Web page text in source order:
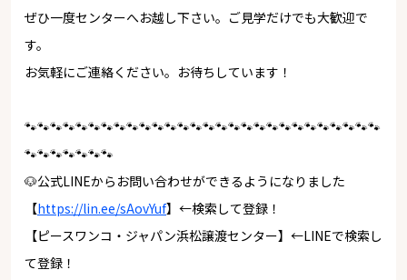
ぜひ一度センターへお越し下さい。ご見学だけでも大歓迎で
す。
お気軽にご連絡ください。お待ちしています！
🐾🐾🐾🐾🐾🐾🐾🐾🐾🐾🐾🐾🐾🐾🐾🐾🐾🐾🐾🐾🐾🐾🐾🐾🐾🐾🐾🐾
🐾🐾🐾🐾🐾🐾🐾
🐶公式LINEからお問い合わせができるようになりました
【https://lin.ee/sAovYuf】←検索して登録！
【ピースワンコ・ジャパン浜松譲渡センター】←LINEで検索し
て登録！